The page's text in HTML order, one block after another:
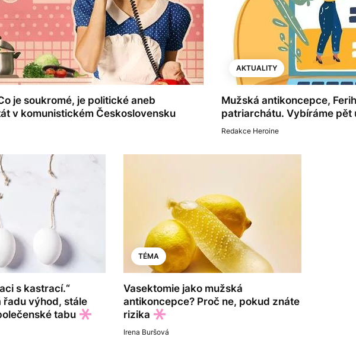
je soukromé, je politické aneb
v komunistickém Československu
AKTUALITY
Mužská antikoncepce,
patriarchátu. Vybíráme pět
Redakce Heroine
s kastrací.“
řadu výhod, stále
tabu
TÉMA
Vasektomie jako mužská
antikoncepce? Proč ne, pokud znáte
rizika
Irena Buršová